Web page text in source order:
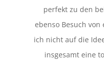
perfekt zu den
ebenso Besuch
ich nicht auf die
insgesamt eine